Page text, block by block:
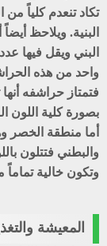
تكاد تنعدم كلياً
البنية. ويلاحظ
البني ويقل فيها
واحد من هذه
فتمتاز حراشفه
بصورة كلية اللون
أما منطقة الخصر
والبطني فتتلون
وتكون خالية تماماً
المعيشة